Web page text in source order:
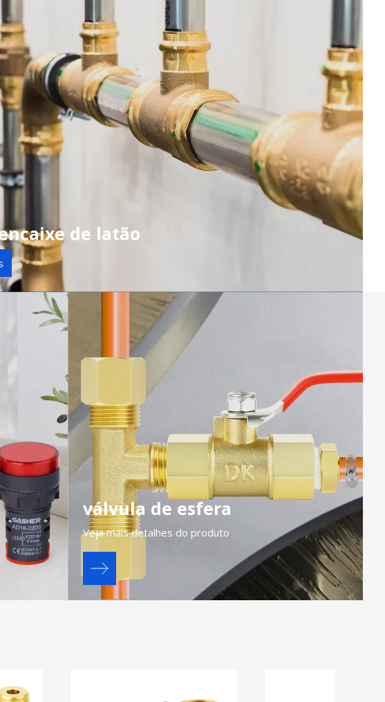
de latão
válvula de esfera
Veja mais detalhes do produto